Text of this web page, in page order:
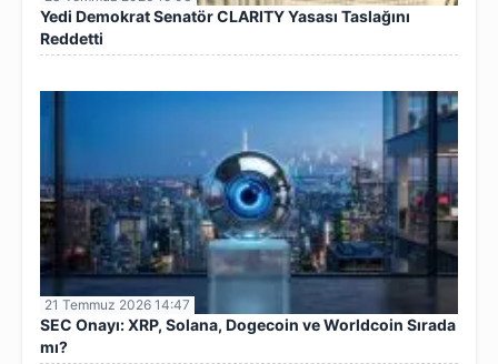
Yedi Demokrat Senatör CLARITY Yasası Taslağını
Reddetti
21 Temmuz 2026 14:47
SEC Onayı: XRP, Solana, Dogecoin ve Worldcoin Sırada
mı?